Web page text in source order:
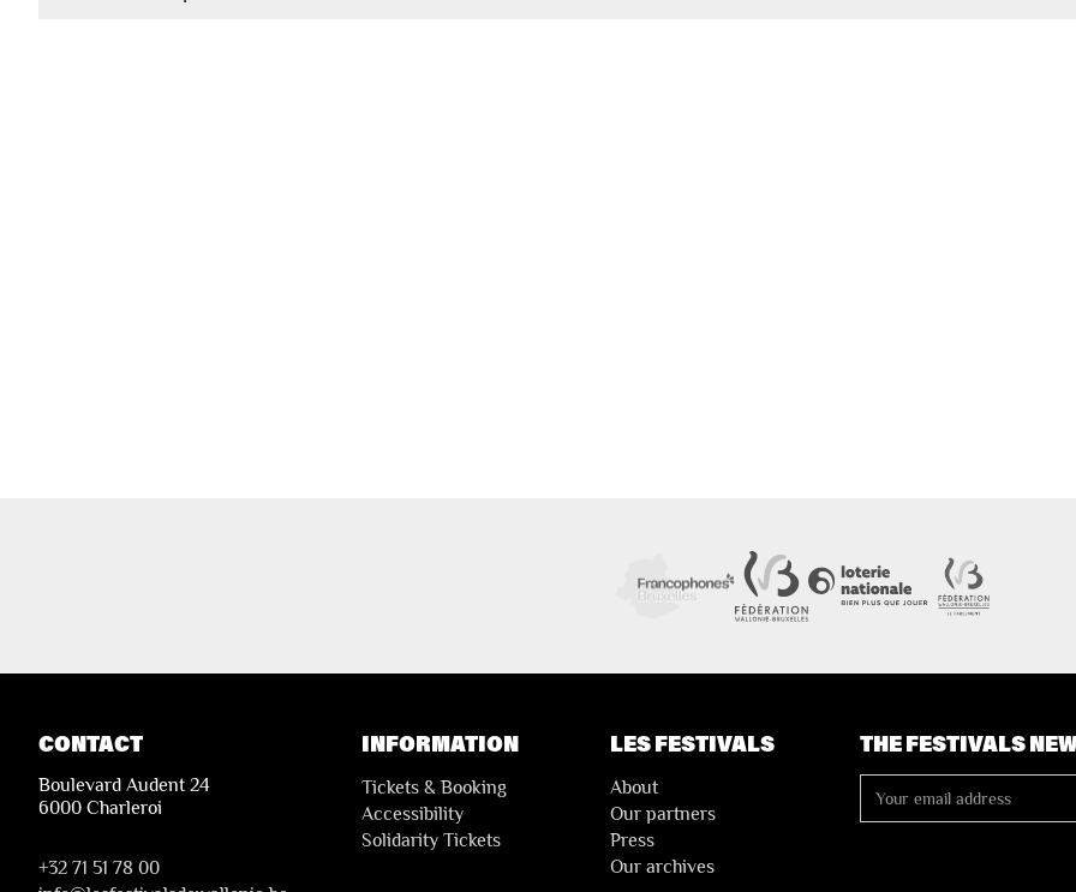
CONTACT
Boulevard Audent 24
6000 Charleroi
+32 71 51 78 00
INFORMATION
Tickets & Booking
Accessibility
Solidarity Tickets
LES FESTIVALS
About
Our partners
Press
Our archives
THE FESTIVALS